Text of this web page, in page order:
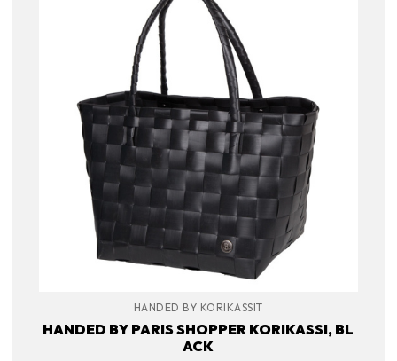
HANDED BY KORIKASSIT
HANDED BY PARIS SHOPPER KORIKASSI, BL
ACK